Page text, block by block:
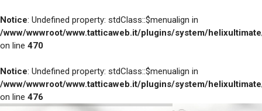
Notice: Undefined property: stdClass::$menualign in
/www/wwwroot/www.tatticaweb.it/plugins/system/
on line 470
Notice: Undefined property: stdClass::$menualign in
/www/wwwroot/www.tatticaweb.it/plugins/system/
on line 476